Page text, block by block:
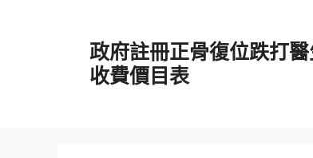
政府註冊正骨復位跌打
收費價目表